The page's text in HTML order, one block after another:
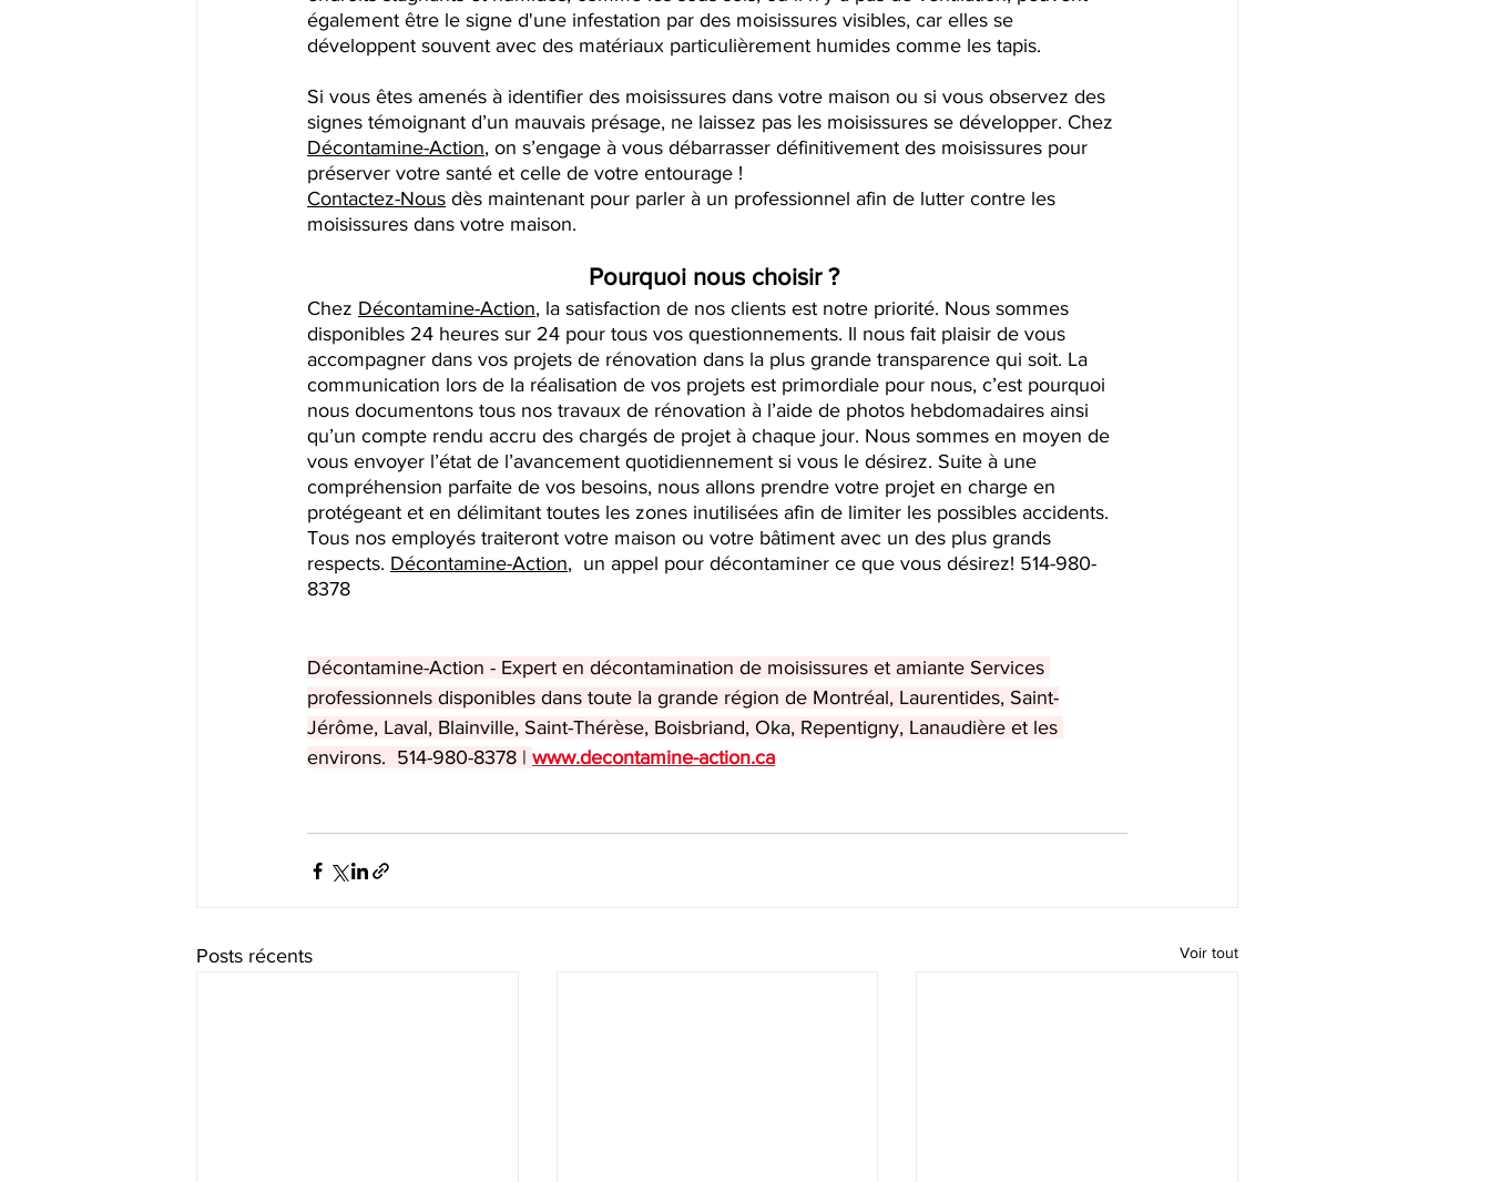
également être le signe d'une infestation par des moisissures visibles, car elles se
développent souvent avec des matériaux particulièrement humides comme les tapis.
Si vous êtes amenés à identifier des moisissures dans votre maison ou si vous observez des
signes témoignant d’un mauvais présage, ne laissez pas les moisissures se développer. Chez
Décontamine-Action, on s’engage à vous débarrasser définitivement des moisissures pour
préserver votre santé et celle de votre entourage !
Contactez-Nous dès maintenant pour parler à un professionnel afin de lutter contre les
moisissures dans votre maison.
Pourquoi nous choisir ?
Chez Décontamine-Action, la satisfaction de nos clients est notre priorité. Nous sommes
disponibles 24 heures sur 24 pour tous vos questionnements. Il nous fait plaisir de vous
accompagner dans vos projets de rénovation dans la plus grande transparence qui soit. La
communication lors de la réalisation de vos projets est primordiale pour nous, c’est pourquoi
nous documentons tous nos travaux de rénovation à l’aide de photos hebdomadaires ainsi
qu’un compte rendu accru des chargés de projet à chaque jour. Nous sommes en moyen de
vous envoyer l’état de l’avancement quotidiennement si vous le désirez. Suite à une
compréhension parfaite de vos besoins, nous allons prendre votre projet en charge en
protégeant et en délimitant toutes les zones inutilisées afin de limiter les possibles accidents.
Tous nos employés traiteront votre maison ou votre bâtiment avec un des plus grands
respects. Décontamine-Action,  un appel pour décontaminer ce que vous désirez! 514-980-
8378
Décontamine-Action - Expert en décontamination de moisissures et amiante Services
professionnels disponibles dans toute la grande région de Montréal, Laurentides, Saint-
Jérôme, Laval, Blainville, Saint-Thérèse, Boisbriand, Oka, Repentigny, Lanaudière et les
environs.  514-980-8378 | www.decontamine-action.ca
Posts récents Voir tout